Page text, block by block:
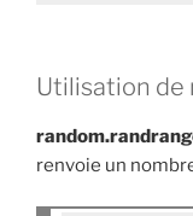
Utilisation de
renvoie un